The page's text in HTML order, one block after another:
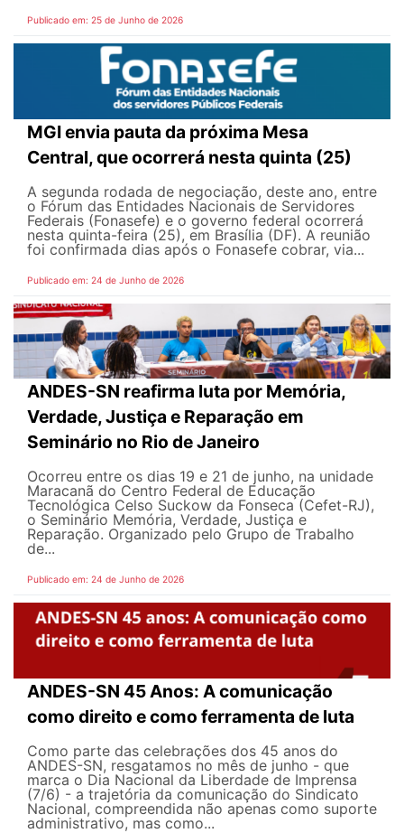
Publicado em: 25 de Junho de 2026
MGI envia pauta da próxima Mesa
Central, que ocorrerá nesta quinta (25)
A segunda rodada de negociação, deste ano, entre
o Fórum das Entidades Nacionais de Servidores
Federais (Fonasefe) e o governo federal ocorrerá
nesta quinta-feira (25), em Brasília (DF). A reunião
foi confirmada dias após o Fonasefe cobrar, via...
Publicado em: 24 de Junho de 2026
ANDES-SN reafirma luta por Memória,
Verdade, Justiça e Reparação em
Seminário no Rio de Janeiro
Ocorreu entre os dias 19 e 21 de junho, na unidade
Maracanã do Centro Federal de Educação
Tecnológica Celso Suckow da Fonseca (Cefet-RJ),
o Seminário Memória, Verdade, Justiça e
Reparação. Organizado pelo Grupo de Trabalho
de...
Publicado em: 24 de Junho de 2026
ANDES-SN 45 Anos: A comunicação
como direito e como ferramenta de luta
Como parte das celebrações dos 45 anos do
ANDES-SN, resgatamos no mês de junho - que
marca o Dia Nacional da Liberdade de Imprensa
(7/6) - a trajetória da comunicação do Sindicato
Nacional, compreendida não apenas como suporte
administrativo, mas como...